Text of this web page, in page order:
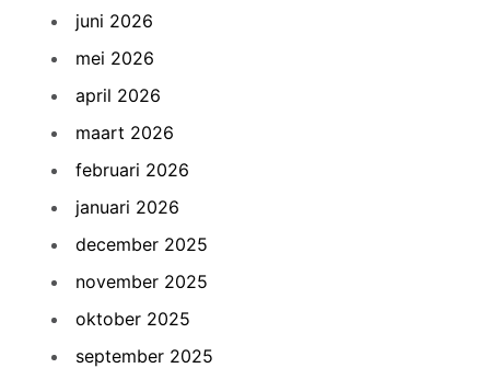
juni 2026
mei 2026
april 2026
maart 2026
februari 2026
januari 2026
december 2025
november 2025
oktober 2025
september 2025